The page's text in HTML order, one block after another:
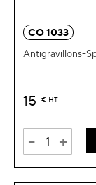
CO 1033
Antigravillons-
15 € HT
- +